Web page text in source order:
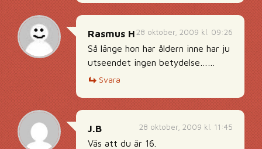
28 oktober, 2009 kl. 09:26
Rasmus H
Så länge hon har åldern inne har ju
utseendet ingen betydelse……
Svara
28 oktober, 2009 kl. 11:45
J.B
Väs att du är 16.